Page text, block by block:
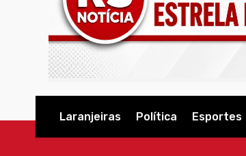
Laranjeiras Política Esportes